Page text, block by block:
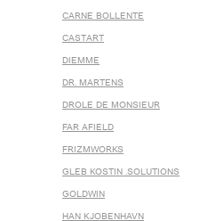
CARNE BOLLENTE
CASTART
DIEMME
DR. MARTENS
DROLE DE MONSIEUR
FAR AFIELD
FRIZMWORKS
GLEB KOSTIN .SOLUTIONS
GOLDWIN
HAN KJOBENHAVN